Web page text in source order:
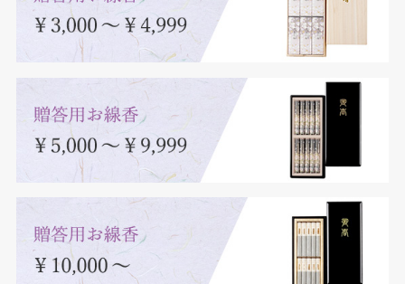
そのとき、母さんから教えられましたよ。生きるっていう
ことは大変だけど、すばらしいって。
母さんが亡くなって、もう3年。今年ももうすぐ桜が咲きま